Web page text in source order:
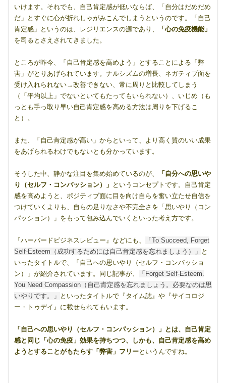
いけます。それでも、自己肯定感が低いならば、「自分はだめだめ
だ」とすぐに心が折れしゃがみこんでしまうというのです。「自己
肯定感」というのは、レジリエンスの源であり、
「心の免疫機能」
を司るとさえされてきました。
ところが昨今、「自己肯定感を高めよう」とすることによる「弊
害」がとりあげられています。ナルシズムの増長、ネガティブ面を
受け入れられない→改善できない、常に周りと比較してしまう
（「平均以上」でないといてもたってもいられない）、いじめ（も
っとも手っ取り早い自己肯定感を高める方法は周りを下げるこ
と）。
また、「自己肯定感が高い」からといって、より高く質のいい成果
をあげられるわけでもないとも分かっています。
そうした中、静かな注目を集め始めているのが、
「自分への思いや
り（セルフ・コンパッション）」 というコンセプトです。自己肯定
感を高めようと、ポジティブ面に目を向け自らを奮い立たせ自信を
つけていくよりも、自らの足りなさや不完全さを「思いやり（コン
パッション）」をもって包み込んでいくといった考え方です。
『ハーバードビジネスレビュー』などにも、
「To Succeed, Forget
Self-Esteem（成功するためには自己肯定感を忘れましょう）」 と
いったタイトルで、「自己への思いやり（セルフ・コンパッショ
ン）」が紹介されています。同じ記事が、
「Forget Self-Esteem.
You Need Compassion（自己肯定感を忘れましょう。必要なのは思
いやりです。」 といったタイトルで『タイム誌』や『サイコロジ
ー・トゥデイ』に載せられてもいます。
「自己への思いやり（セルフ・コンパッション）」とは、自己肯定
感と同じ「心の免疫」効果を持ちつつ、しかも、自己肯定感を高め
ようとすることがもたらす「弊害」フリーというんですね。